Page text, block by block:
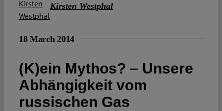
Open Access
Kirsten Westphal
18 March 2014
(K)ein Mythos? – Unsere
Abhängigkeit vom
russischen Gas